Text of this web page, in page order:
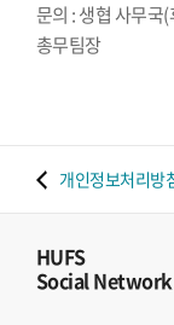
문의 : 생협 사무국
총무팀장
개인정보처리방
HUFS
Social